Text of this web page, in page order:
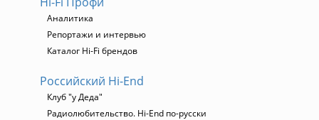
Аналитика
Репортажи и интервью
Каталог Hi-Fi брендов
Российский Hi-End
Клуб "у Деда"
Радиолюбительство. Hi-End по-русски